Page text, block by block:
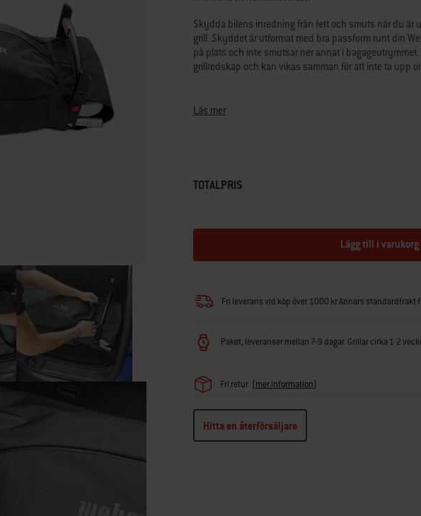
betyg.
Read
62
Reviews.
Länk
till
Skydda bilens inredning från fett och smuts när du är
grill. Skyddet är utformat med bra passform runt din
på plats och inte smutsar ner annat i
grillredskap och kan vikas samman för att inte ta upp
• Det fettåliga materialet skyddar inredning och
Läs mer
TOTALPRIS
Lägg till i varukorg
Fri leverans vid köp över 1000 kr Annars standardfrakt
Paket, leveranser mellan 7-9 dagar. Grillar cirka 1-2
Fri retur (mer information)
Hitta en återförsäljare